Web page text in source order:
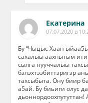
Екатерина
07.07.2020 в
Бу “Чыцыс Хаан
сахалыы аахпытым ити
сылга нууччалыы
бэлэхтээбиттэригэр
тахсыбыта. Ону биир
а5ай. Бу биьиги олус
дьоннордоохпутуттан!